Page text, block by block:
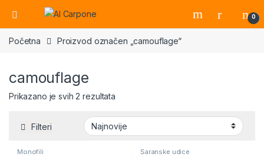
Open 0
Početna Proizvod označen „camouflage“
camouflage
Prikazano je svih 2 rezultataSortirano po najnovijem
Filteri
Monofili Šaranske udice